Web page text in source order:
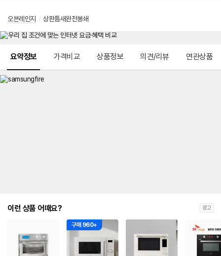
오븐레인지 / 상판틈새완전봉쇄
요약정보 가격비교 상품정보 의견/리뷰 연관상품
이런 상품 어때요? 광고
구매 960+